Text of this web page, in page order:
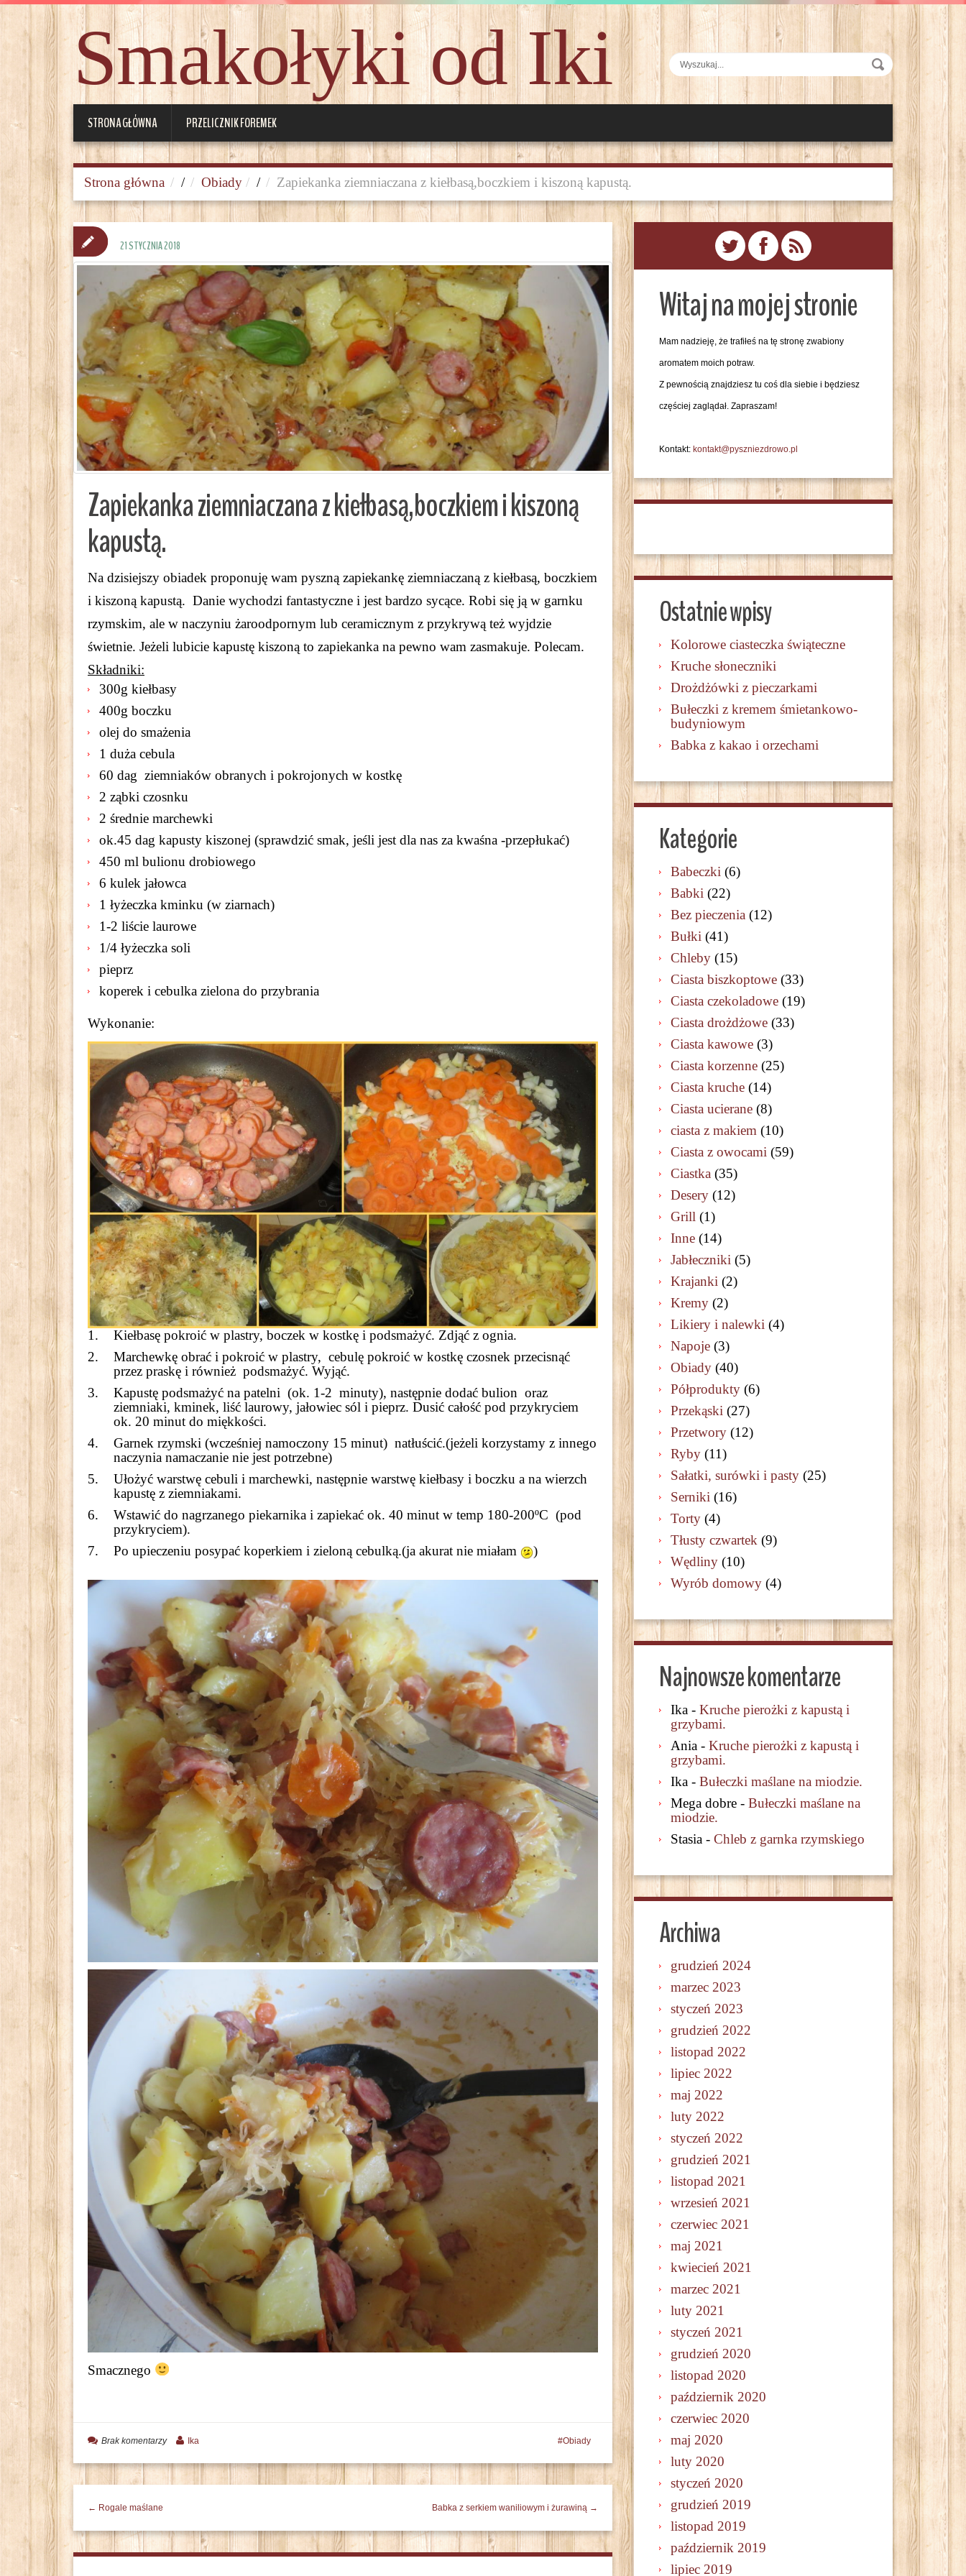
Smakołyki od Iki
STRONA GŁÓWNA PRZELICZNIK FOREMEK
Strona główna / Obiady / Zapiekanka ziemniaczana z kiełbasą,boczkiem i kiszoną kapustą.
Zapiekanka ziemniaczana z kiełbasą,boczkiem i kiszoną
kapustą.
Na dzisiejszy obiadek proponuję wam pyszną zapiekankę ziemniaczaną z kiełbasą, boczkiem
i kiszoną kapustą. Danie wychodzi fantastyczne i jest bardzo sycące. Robi się ją w garnku
rzymskim, ale w naczyniu żaroodpornym lub ceramicznym z przykrywą też wyjdzie
świetnie. Jeżeli lubicie kapustę kiszoną to zapiekanka na pewno wam zasmakuje. Polecam.
Składniki:
300g kiełbasy
400g boczku
olej do smażenia
1 duża cebula
60 dag ziemniaków obranych i pokrojonych w kostkę
2 ząbki czosnku
2 średnie marchewki
ok.45 dag kapusty kiszonej (sprawdzić smak, jeśli jest dla nas za kwaśna -przepłukać)
450 ml bulionu drobiowego
6 kulek jałowca
1 łyżeczka kminku (w ziarnach)
1-2 liście laurowe
1/4 łyżeczka soli
pieprz
koperek i cebulka zielona do przybrania
Wykonanie:
Kiełbasę pokroić w plastry, boczek w kostkę i podsmażyć. Zdjąć z ognia.
Marchewkę obrać i pokroić w plastry, cebulę pokroić w kostkę czosnek przecisnąć
przez praskę i również podsmażyć. Wyjąć.
Kapustę podsmażyć na patelni (ok. 1-2 minuty), następnie dodać bulion oraz
ziemniaki, kminek, liść laurowy, jałowiec sól i pieprz. Dusić całość pod przykryciem
ok. 20 minut do miękkości.
Garnek rzymski (wcześniej namoczony 15 minut) natłuścić.(jeżeli korzystamy z innego
naczynia namaczanie nie jest potrzebne)
Ułożyć warstwę cebuli i marchewki, następnie warstwę kiełbasy i boczku a na wierzch
kapustę z ziemniakami.
Wstawić do nagrzanego piekarnika i zapiekać ok. 40 minut w temp 180-200ºC (pod
przykryciem).
Po upieczeniu posypać koperkiem i zieloną cebulką.(ja akurat nie miałam
)
Smacznego
21 STYCZNIA 2018
Obiady
Brak komentarzy Ika
← Rogale maślane Babka z serkiem waniliowym i żurawiną →
Witaj na mojej stronie
Mam nadzieję, że trafiłeś na tę stronę zwabiony
aromatem moich potraw.
Z pewnością znajdziesz tu coś dla siebie i będziesz
częściej zaglądał. Zapraszam!
Kontakt: kontakt@pyszniezdrowo.pl
Ostatnie wpisy
Kolorowe ciasteczka świąteczne
Kruche słoneczniki
Drożdżówki z pieczarkami
Bułeczki z kremem śmietankowo-
budyniowym
Babka z kakao i orzechami
Kategorie
Babeczki (6)
Babki (22)
Bez pieczenia (12)
Bułki (41)
Chleby (15)
Ciasta biszkoptowe (33)
Ciasta czekoladowe (19)
Ciasta drożdżowe (33)
Ciasta kawowe (3)
Ciasta korzenne (25)
Ciasta kruche (14)
Ciasta ucierane (8)
ciasta z makiem (10)
Ciasta z owocami (59)
Ciastka (35)
Desery (12)
Grill (1)
Inne (14)
Jabłeczniki (5)
Krajanki (2)
Kremy (2)
Likiery i nalewki (4)
Napoje (3)
Obiady (40)
Półprodukty (6)
Przekąski (27)
Przetwory (12)
Ryby (11)
Sałatki, surówki i pasty (25)
Serniki (16)
Torty (4)
Tłusty czwartek (9)
Wędliny (10)
Wyrób domowy (4)
Najnowsze komentarze
Ika - Kruche pierożki z kapustą i
grzybami.
Ania - Kruche pierożki z kapustą i
grzybami.
Ika - Bułeczki maślane na miodzie.
Mega dobre - Bułeczki maślane na
miodzie.
Stasia - Chleb z garnka rzymskiego
Archiwa
grudzień 2024
marzec 2023
styczeń 2023
grudzień 2022
listopad 2022
lipiec 2022
maj 2022
luty 2022
styczeń 2022
grudzień 2021
listopad 2021
wrzesień 2021
czerwiec 2021
maj 2021
kwiecień 2021
marzec 2021
luty 2021
styczeń 2021
grudzień 2020
listopad 2020
październik 2020
czerwiec 2020
maj 2020
luty 2020
styczeń 2020
grudzień 2019
listopad 2019
październik 2019
lipiec 2019